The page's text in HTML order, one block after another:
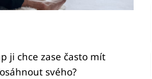
ji chce zase často mít
svého?